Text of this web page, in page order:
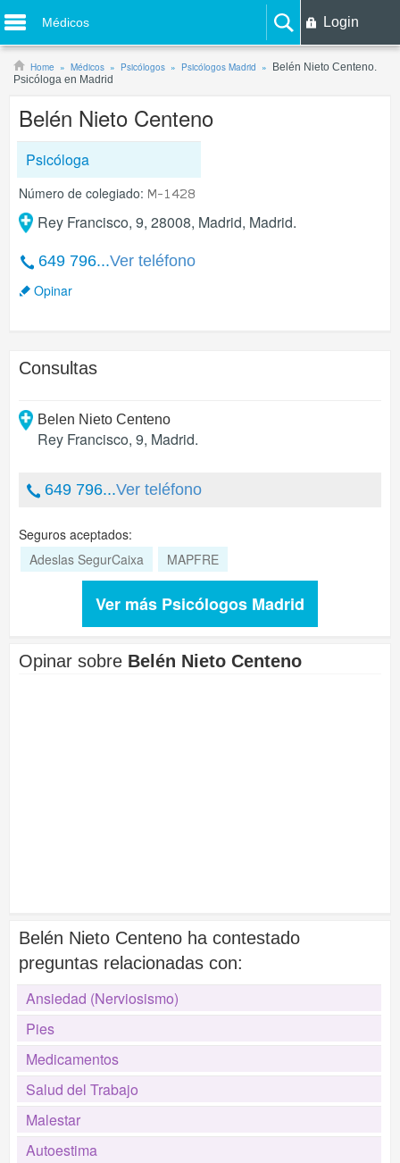
Médicos Login
Home Médicos Psicólogos Psicólogos Madrid
Belén Nieto Centeno.
Psicóloga en Madrid
Belén Nieto Centeno
Psicóloga
Número de colegiado:
Rey Francisco, 9, 28008, Madrid, Madrid.
649 796...Ver teléfono
Opinar
Consultas
Belen Nieto Centeno
Rey Francisco, 9, Madrid.
649 796...Ver teléfono
Seguros aceptados:
Adeslas SegurCaixa
MAPFRE
Ver más Psicólogos Madrid
Opinar sobre Belén Nieto Centeno
Belén Nieto Centeno ha contestado
preguntas relacionadas con:
Ansiedad (Nerviosismo)
Pies
Medicamentos
Salud del Trabajo
Malestar
Autoestima